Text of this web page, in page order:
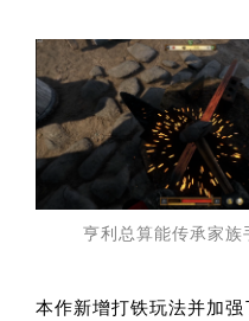
亨利总算能传承家族
本作新增打铁玩法并加